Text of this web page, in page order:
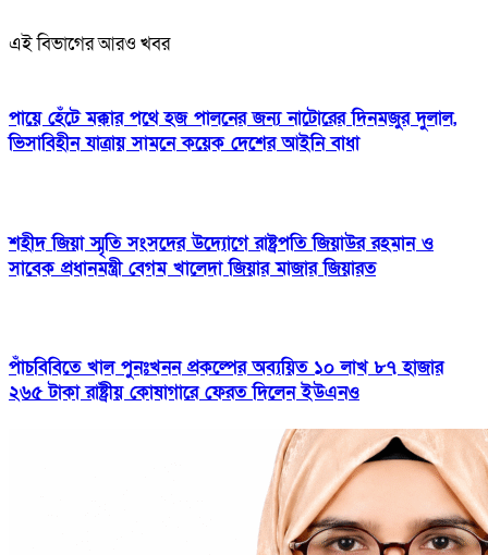
এই বিভাগের আরও খবর
পায়ে হেঁটে মক্কার পথে হজ পালনের জন্য নাটোরের দিনমজুর দুলাল,
ভিসাবিহীন যাত্রায় সামনে কয়েক দেশের আইনি বাধা
শহীদ জিয়া স্মৃতি সংসদের উদ্যোগে রাষ্ট্রপতি জিয়াউর রহমান ও
সাবেক প্রধানমন্ত্রী বেগম খালেদা জিয়ার মাজার জিয়ারত
পাঁচবিবিতে খাল পুনঃখনন প্রকল্পের অব্যয়িত ১০ লাখ ৮৭ হাজার
২৬৫ টাকা রাষ্ট্রীয় কোষাগারে ফেরত দিলেন ইউএনও